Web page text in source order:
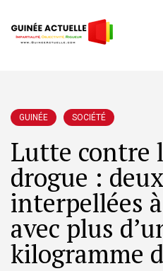
GUINÉE SOCIÉTÉ
Lutte contre
drogue :
interpellées
avec plus
kilogramme